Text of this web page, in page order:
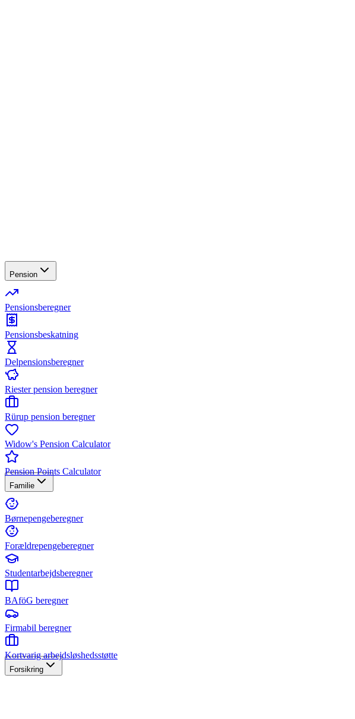
Pension
Pensionsberegner
Pensionsbeskatning
Delpensionsberegner
Riester pension beregner
Rürup pension beregner
Widow's Pension Calculator
Pension Points Calculator
Familie
Børnepengeberegner
Forældrepengeberegner
Studentarbejdsberegner
BAföG beregner
Firmabil beregner
Kortvarig arbejdsløshedsstøtte
Forsikring